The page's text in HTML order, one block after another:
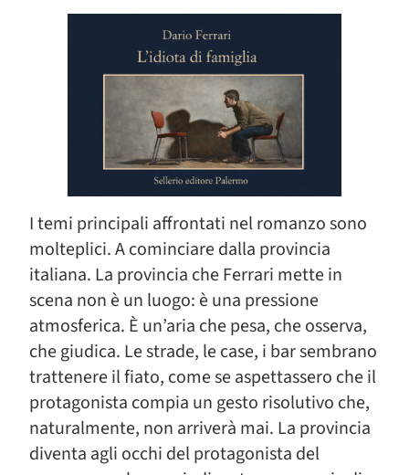
I temi principali affrontati nel romanzo sono
molteplici. A cominciare dalla provincia
italiana. La provincia che Ferrari mette in
scena non è un luogo: è una pressione
atmosferica. È un’aria che pesa, che osserva,
che giudica. Le strade, le case, i bar sembrano
trattenere il fiato, come se aspettassero che il
protagonista compia un gesto risolutivo che,
naturalmente, non arriverà mai. La provincia
diventa agli occhi del protagonista del